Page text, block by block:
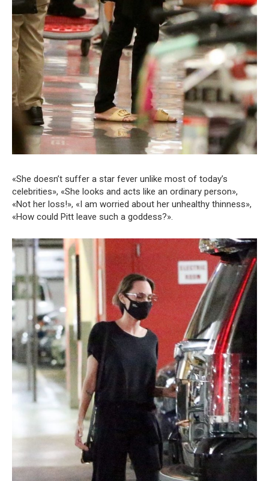
«She doesn’t suffer a star fever unlike most of today’s
celebrities», «She looks and acts like an ordinary person»,
«Not her loss!», «I am worried about her unhealthy thinness»,
«How could Pitt leave such a goddess?».